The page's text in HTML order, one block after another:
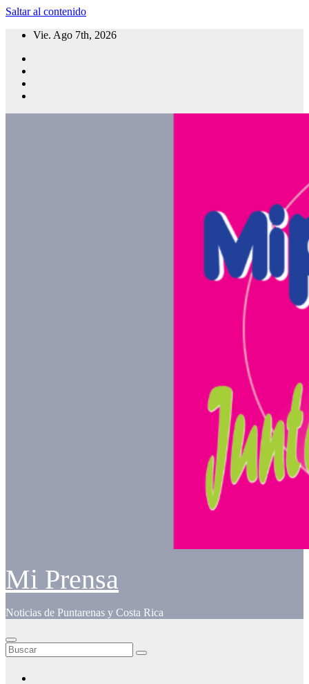
Saltar al contenido
Vie. Ago 7th, 2026
Mi Prensa
Noticias de Puntarenas y Costa Rica